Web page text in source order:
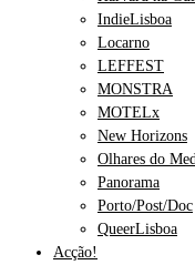
IndieLisboa
Locarno
LEFFEST
MONSTRA
MOTELx
New Horizons
Olhares do
Panorama
Porto/Post/Doc
QueerLisboa
Acção!